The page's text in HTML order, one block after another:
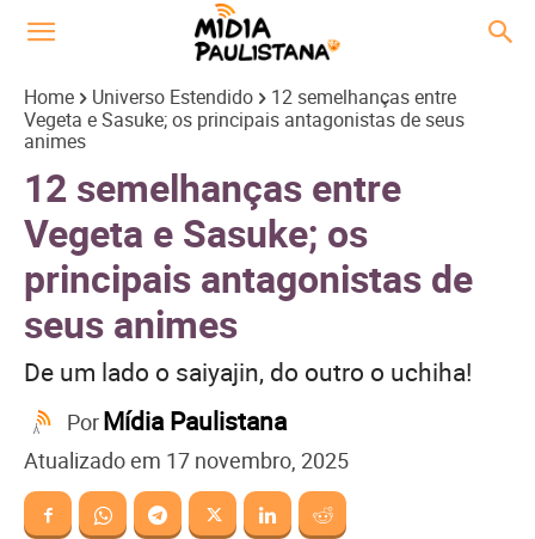
Home Universo Estendido
12 semelhanças entre
Vegeta e Sasuke; os principais antagonistas de seus
animes
12 semelhanças entre
Vegeta e Sasuke; os
principais antagonistas de
seus animes
De um lado o saiyajin, do outro o uchiha!
PorMídia Paulistana
Atualizado em 17 novembro, 2025